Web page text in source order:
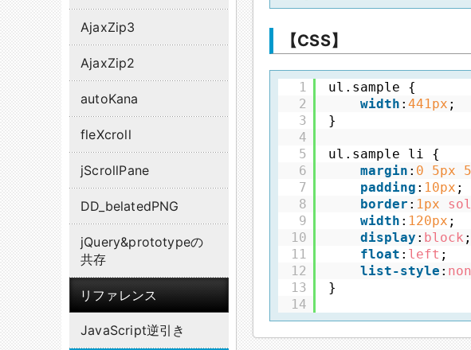
【CSS】
1
2
3
4
5
6
7
8
9
10
11
12
13
14
ul.sample {
width : 441px ;
}
ul.sample li {
margin : 0 5px
padding : 10px ;
border : 1px
width : 120px ;
display : block ;
float : left ;
list-style :
}
AjaxZip3
AjaxZip2
autoKana
fleXcroll
jScrollPane
DD_belatedPNG
jQuery&prototypeの
共存
リファレンス
JavaScript逆引き